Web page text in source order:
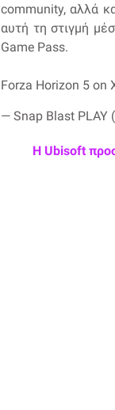
community, αλλά
αυτή τη στιγμή
Game Pass.
Forza Horizon 5 on
— Snap Blast PLAY
Η Ubisoft